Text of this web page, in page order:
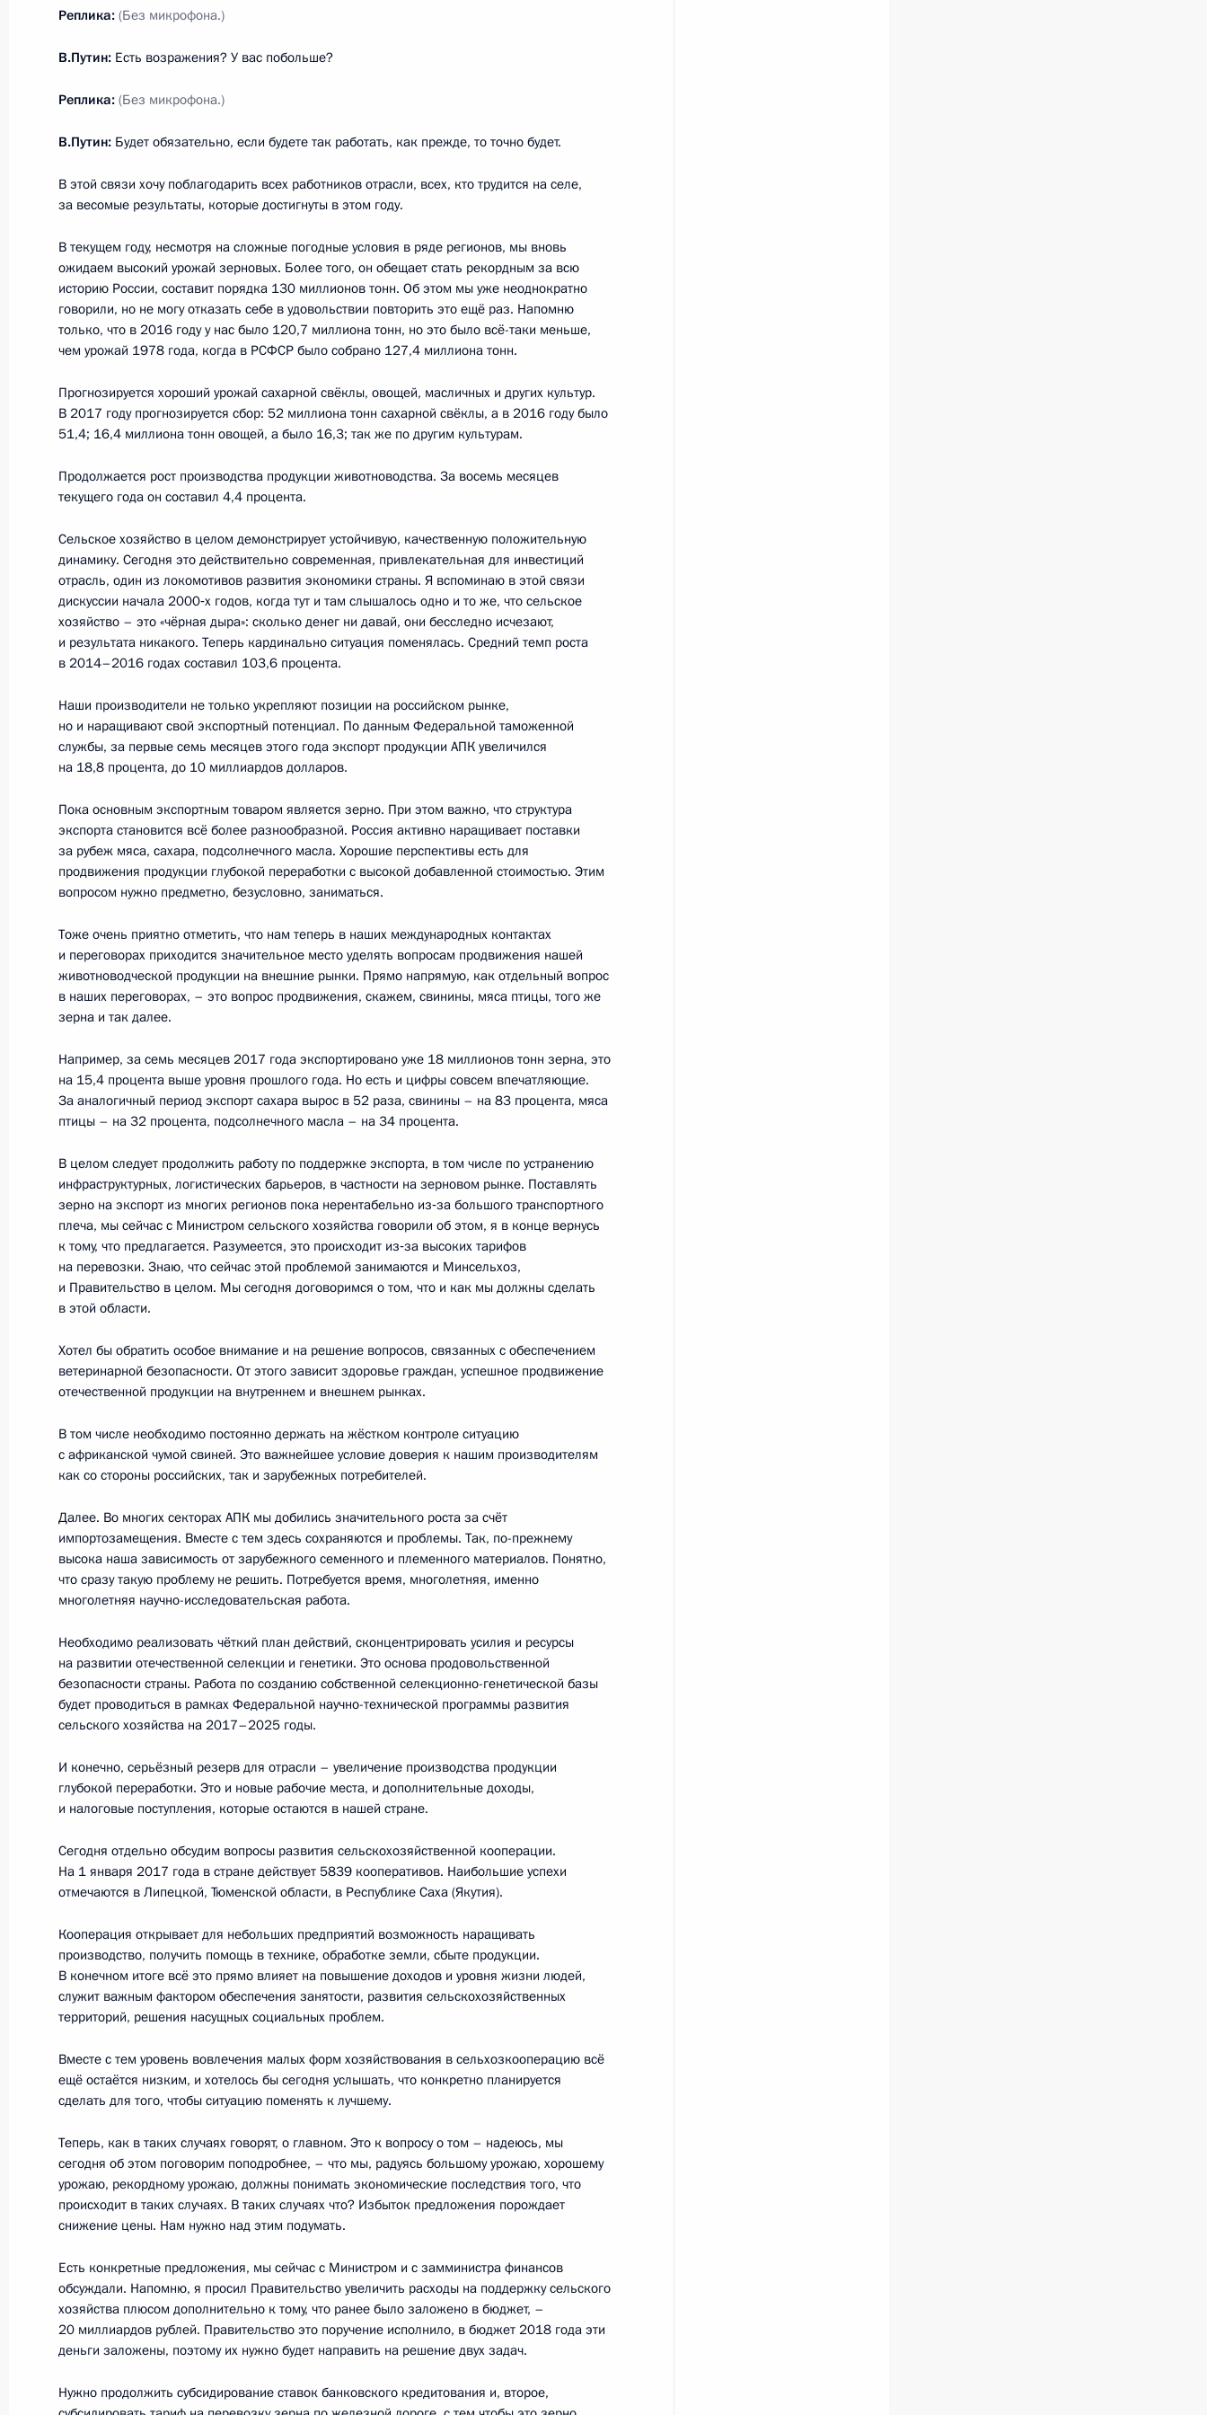
16 октября 2017 года, понедельник
Встреча с губернатором Курской области Александром
16 октября 2017 года, 14:15 Сочи
президентом Германии Франком-Вальтером Штайнмайером
16 октября 2017 года, 13:00
Президентом Киргизии
16 октября 2017 года, 12:15
15 октября 2017 года, воскресенье
Встреча с участниками XIX Всемирного фестиваля молодёжи
и студентов
15 октября 2017 года, 20:15 Сочи
15 октября 2017 года, 18:30 Сочи
Открытие Ассамблеи Межпарламентского союза
14 октября 2017 года, 19:50 Санкт-Петербург
Открытие участка федеральной автодороги в Ленинградской
области
14 октября 2017 года, 19:30 Санкт-Петербург
13 октября 2017 года, пятница
Совещание по вопросам развития сельского хозяйства
12 октября 2017 года, четверг
Встреча с представителями деловых кругов Германии
12 октября 2017 года, 14:50
Встреча с Президентом Казахстана Нурсултаном Назарбаевым
12 октября 2017 года, 13:10 Сочи
11 октября 2017 года, среда
Заявление для прессы по итогам саммитов СНГ и ВЕЭС
11 октября 2017 года, 19:00 Сочи
Заседание Высшего Евразийского экономического совета
11 октября 2017 года, 18:45 Сочи
Саммит Содружества Независимых Государств
Встреча с Президентом Узбекистана Шавкатом Мирзиёевым
11 октября 2017 года, 12:30 Сочи
Встреча с Президентом Туркменистана Гурбангулы
11 октября 2017 года, 12:00 Сочи
Встреча с военнослужащими Военно-Морского Флота
Реплика: (Без микрофона.)
В.Путин: Есть возражения? У вас побольше?
Реплика: (Без микрофона.)
В.Путин: Будет обязательно, если будете так работать, как прежде, то точно будет.
В этой связи хочу поблагодарить всех работников отрасли, всех, кто трудится на селе,
за весомые результаты, которые достигнуты в этом году.
В текущем году, несмотря на сложные погодные условия в ряде регионов, мы вновь
ожидаем высокий урожай зерновых. Более того, он обещает стать рекордным за всю
историю России, составит порядка 130 миллионов тонн. Об этом мы уже неоднократно
говорили, но не могу отказать себе в удовольствии повторить это ещё раз. Напомню
только, что в 2016 году у нас было 120,7 миллиона тонн, но это было всё-таки меньше,
чем урожай 1978 года, когда в РСФСР было собрано 127,4 миллиона тонн.
Прогнозируется хороший урожай сахарной свёклы, овощей, масличных и других культур.
В 2017 году прогнозируется сбор: 52 миллиона тонн сахарной свёклы, а в 2016 году было
51,4; 16,4 миллиона тонн овощей, а было 16,3; так же по другим культурам.
Продолжается рост производства продукции животноводства. За восемь месяцев
текущего года он составил 4,4 процента.
Сельское хозяйство в целом демонстрирует устойчивую, качественную положительную
динамику. Сегодня это действительно современная, привлекательная для инвестиций
отрасль, один из локомотивов развития экономики страны. Я вспоминаю в этой связи
дискуссии начала 2000‑х годов, когда тут и там слышалось одно и то же, что сельское
хозяйство – это «чёрная дыра»: сколько денег ни давай, они бесследно исчезают,
и результата никакого. Теперь кардинально ситуация поменялась. Средний темп роста
в 2014–2016 годах составил 103,6 процента.
Наши производители не только укрепляют позиции на российском рынке,
но и наращивают свой экспортный потенциал. По данным Федеральной таможенной
службы, за первые семь месяцев этого года экспорт продукции АПК увеличился
на 18,8 процента, до 10 миллиардов долларов.
Пока основным экспортным товаром является зерно. При этом важно, что структура
экспорта становится всё более разнообразной. Россия активно наращивает поставки
за рубеж мяса, сахара, подсолнечного масла. Хорошие перспективы есть для
продвижения продукции глубокой переработки с высокой добавленной стоимостью. Этим
вопросом нужно предметно, безусловно, заниматься.
Тоже очень приятно отметить, что нам теперь в наших международных контактах
и переговорах приходится значительное место уделять вопросам продвижения нашей
животноводческой продукции на внешние рынки. Прямо напрямую, как отдельный вопрос
в наших переговорах, – это вопрос продвижения, скажем, свинины, мяса птицы, того же
зерна и так далее.
Например, за семь месяцев 2017 года экспортировано уже 18 миллионов тонн зерна, это
на 15,4 процента выше уровня прошлого года. Но есть и цифры совсем впечатляющие.
За аналогичный период экспорт сахара вырос в 52 раза, свинины – на 83 процента, мяса
птицы – на 32 процента, подсолнечного масла – на 34 процента.
В целом следует продолжить работу по поддержке экспорта, в том числе по устранению
инфраструктурных, логистических барьеров, в частности на зерновом рынке. Поставлять
зерно на экспорт из многих регионов пока нерентабельно из‑за большого транспортного
плеча, мы сейчас с Министром сельского хозяйства говорили об этом, я в конце вернусь
к тому, что предлагается. Разумеется, это происходит из‑за высоких тарифов
на перевозки. Знаю, что сейчас этой проблемой занимаются и Минсельхоз,
и Правительство в целом. Мы сегодня договоримся о том, что и как мы должны сделать
в этой области.
Хотел бы обратить особое внимание и на решение вопросов, связанных с обеспечением
ветеринарной безопасности. От этого зависит здоровье граждан, успешное продвижение
отечественной продукции на внутреннем и внешнем рынках.
В том числе необходимо постоянно держать на жёстком контроле ситуацию
с африканской чумой свиней. Это важнейшее условие доверия к нашим производителям
как со стороны российских, так и зарубежных потребителей.
Далее. Во многих секторах АПК мы добились значительного роста за счёт
импортозамещения. Вместе с тем здесь сохраняются и проблемы. Так, по-прежнему
высока наша зависимость от зарубежного семенного и племенного материалов. Понятно,
что сразу такую проблему не решить. Потребуется время, многолетняя, именно
многолетняя научно-исследовательская работа.
Необходимо реализовать чёткий план действий, сконцентрировать усилия и ресурсы
на развитии отечественной селекции и генетики. Это основа продовольственной
безопасности страны. Работа по созданию собственной селекционно-генетической базы
будет проводиться в рамках Федеральной научно-технической программы развития
сельского хозяйства на 2017–2025 годы.
И конечно, серьёзный резерв для отрасли – увеличение производства продукции
глубокой переработки. Это и новые рабочие места, и дополнительные доходы,
и налоговые поступления, которые остаются в нашей стране.
Сегодня отдельно обсудим вопросы развития сельскохозяйственной кооперации.
На 1 января 2017 года в стране действует 5839 кооперативов. Наибольшие успехи
отмечаются в Липецкой, Тюменской области, в Республике Саха (Якутия).
Кооперация открывает для небольших предприятий возможность наращивать
производство, получить помощь в технике, обработке земли, сбыте продукции.
В конечном итоге всё это прямо влияет на повышение доходов и уровня жизни людей,
служит важным фактором обеспечения занятости, развития сельскохозяйственных
территорий, решения насущных социальных проблем.
Вместе с тем уровень вовлечения малых форм хозяйствования в сельхозкооперацию всё
ещё остаётся низким, и хотелось бы сегодня услышать, что конкретно планируется
сделать для того, чтобы ситуацию поменять к лучшему.
Теперь, как в таких случаях говорят, о главном. Это к вопросу о том – надеюсь, мы
сегодня об этом поговорим поподробнее, – что мы, радуясь большому урожаю, хорошему
урожаю, рекордному урожаю, должны понимать экономические последствия того, что
происходит в таких случаях. В таких случаях что? Избыток предложения порождает
снижение цены. Нам нужно над этим подумать.
Есть конкретные предложения, мы сейчас с Министром и с замминистра финансов
обсуждали. Напомню, я просил Правительство увеличить расходы на поддержку сельского
хозяйства плюсом дополнительно к тому, что ранее было заложено в бюджет, –
20 миллиардов рублей. Правительство это поручение исполнило, в бюджет 2018 года эти
деньги заложены, поэтому их нужно будет направить на решение двух задач.
Нужно продолжить субсидирование ставок банковского кредитования и, второе,